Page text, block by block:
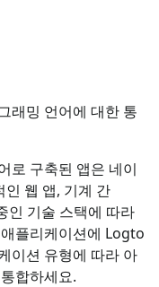
래밍 언어에 대한 통
로 구축된 앱은 네이
인 웹 앱, 기계 간
인 기술 스택에 따라
플리케이션에 Logto
이션 유형에 따라 아
합하세요.